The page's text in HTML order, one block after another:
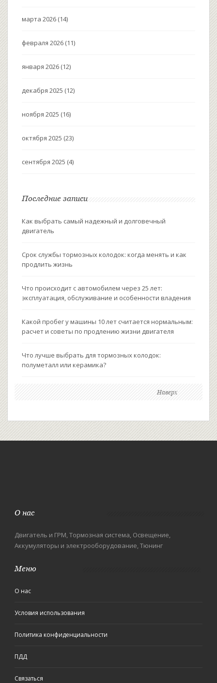
марта 2026 (14)
февраля 2026 (11)
января 2026 (12)
декабря 2025 (12)
ноября 2025 (16)
октября 2025 (23)
сентября 2025 (4)
Последние записи
Как выбрать самый надежный и долговечный
двигатель
Срок службы тормозных колодок: когда менять и как
продлить жизнь
Что происходит с автомобилем через 25 лет:
эксплуатация, обслуживание и особенности владения
Какой пробег у машины 10 лет считается нормальным:
расчет и советы по продлению жизни двигателя
Что лучше выбрать для тормозных колодок:
полуметалл или керамика?
Наверх
О нас
Двигатель и ГРМ, Тормозная система, Освещение,
Аккумуляторы и электрооборудование, Тюнинг
Меню
О нас
Условия использования
Политика конфиденциальности
ПДД
Связаться